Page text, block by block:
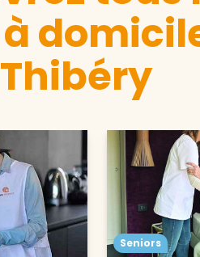
Seniors